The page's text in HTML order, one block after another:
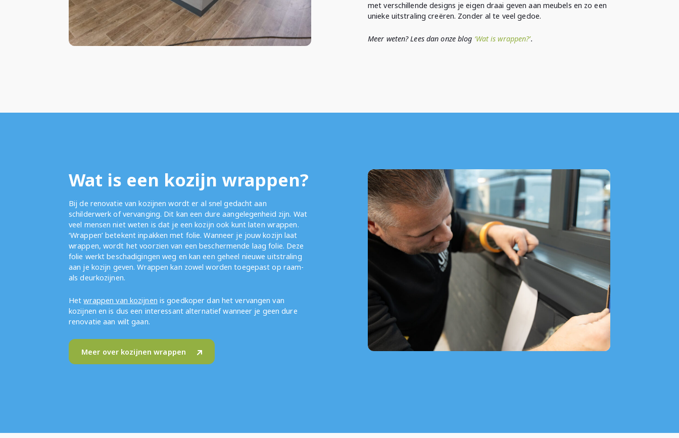
met verschillende designs je eigen draai geven aan meubels en zo een
unieke uitstraling creëren. Zonder al te veel gedoe.
Meer weten? Lees dan onze blog ‘Wat is wrappen?’.
Wat is een kozijn wrappen?
Bij de renovatie van kozijnen wordt er al snel gedacht aan
schilderwerk of vervanging. Dit kan een dure aangelegenheid zijn. Wat
veel mensen niet weten is dat je een kozijn ook kunt laten wrappen.
‘Wrappen’ betekent inpakken met folie. Wanneer je jouw kozijn laat
wrappen, wordt het voorzien van een beschermende laag folie. Deze
folie werkt beschadigingen weg en kan een geheel nieuwe uitstraling
aan je kozijn geven. Wrappen kan zowel worden toegepast op raam-
als deurkozijnen.
Hetwrappen van kozijnen is goedkoper dan het vervangen van
kozijnen en is dus een interessant alternatief wanneer je geen dure
renovatie aan wilt gaan.
Meer over kozijnen wrappen